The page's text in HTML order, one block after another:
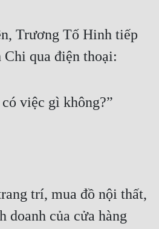
qua điện thoại:
việc gì không?”
trí, mua đồ nội thất,
doanh của cửa hàng